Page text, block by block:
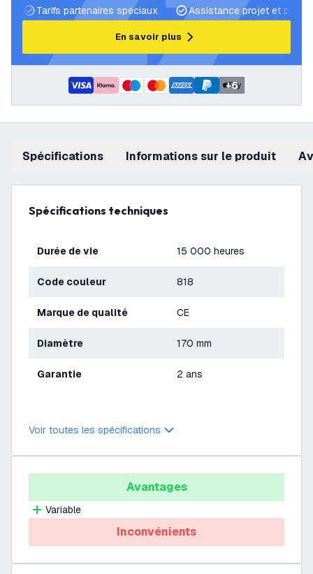
Tarifs partenaires spéciaux
Assistance projet et plans
En savoir plus
+6
Spécifications Informations sur le produit
Spécifications techniques
Durée de vie 15 000 heures
Code couleur 818
Marque de qualité CE
Diamètre 170 mm
Garantie 2 ans
Voir toutes les spécifications
Avantages
Variable
Inconvénients